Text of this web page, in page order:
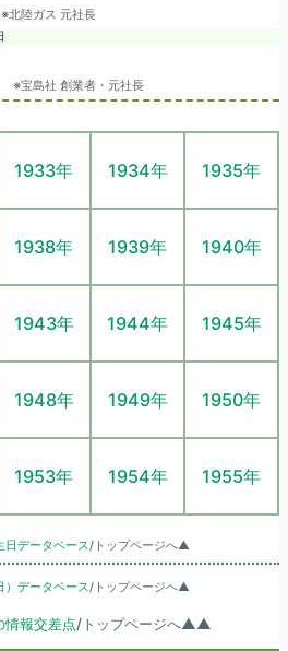
※北陸ガス 元社長
※宝島社 創業者・元社長
1933年 1934年 1935年
1938年 1939年 1940年
1943年 1944年 1945年
1948年 1949年 1950年
1953年 1954年 1955年
日データベース/トップページへ▲
）データベース/トップページへ▲
情報交差点/トップページへ▲▲